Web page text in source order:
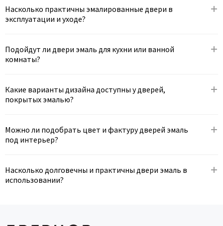
Насколько практичны эмалированные двери в
эксплуатации и уходе?
Подойдут ли двери эмаль для кухни или ванной
комнаты?
Какие варианты дизайна доступны у дверей,
покрытых эмалью?
Можно ли подобрать цвет и фактуру дверей эмаль
под интерьер?
Насколько долговечны и практичны двери эмаль в
использовании?